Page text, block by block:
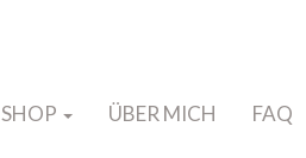
SHOP ÜBER MICH FAQ